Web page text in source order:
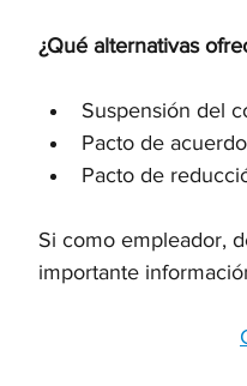
¿Qué alternativas
Suspensión del
Pacto de
Pacto de
Si como empleador,
importante